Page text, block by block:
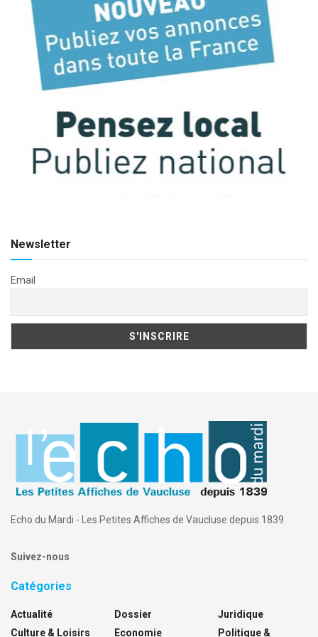
Newsletter
Email
Echo du Mardi - Les Petites Affiches de Vaucluse depuis 1839
Suivez-nous
Catégories
Actualité
Culture & Loisirs
Dossier
Economie
Juridique
Politique &